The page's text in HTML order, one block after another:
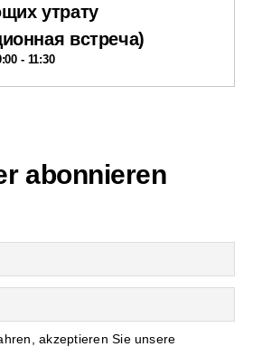
утрату
встреча)
- 11:30
abonnieren
akzeptieren Sie unsere